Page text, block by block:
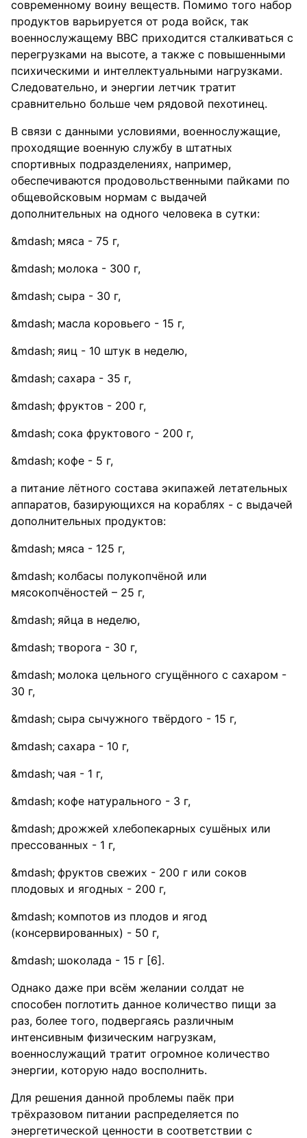
современному воину веществ. Помимо того набор
продуктов варьируется от рода войск, так
военнослужащему ВВС приходится сталкиваться с
перегрузками на высоте, а также с повышенными
психическими и интеллектуальными нагрузками.
Следовательно, и энергии летчик тратит
сравнительно больше чем рядовой пехотинец.
В связи с данными условиями, военнослужащие,
проходящие военную службу в штатных
спортивных подразделениях, например,
обеспечиваются продовольственными пайками по
общевойсковым нормам с выдачей
дополнительных на одного человека в сутки:
мяса - 75 г,
молока - 300 г,
сыра - 30 г,
масла коровьего - 15 г,
яиц - 10 штук в неделю,
сахара - 35 г,
фруктов - 200 г,
сока фруктового - 200 г,
кофе - 5 г,
а питание лётного состава экипажей летательных
аппаратов, базирующихся на кораблях - с выдачей
дополнительных продуктов:
мяса - 125 г,
колбасы полукопчёной или
мясокопчёностей – 25 г,
яйца в неделю,
творога - 30 г,
молока цельного сгущённого с сахаром -
30 г,
сыра сычужного твёрдого - 15 г,
сахара - 10 г,
чая - 1 г,
кофе натурального - 3 г,
дрожжей хлебопекарных сушёных или
прессованных - 1 г,
фруктов свежих - 200 г или соков
плодовых и ягодных - 200 г,
компотов из плодов и ягод
(консервированных) - 50 г,
шоколада - 15 г [6].
Однако даже при всём желании солдат не
способен поглотить данное количество пищи за
раз, более того, подвергаясь различным
интенсивным физическим нагрузкам,
военнослужащий тратит огромное количество
энергии, которую надо восполнить.
Для решения данной проблемы паёк при
трёхразовом питании распределяется по
энергетической ценности в соответствии с